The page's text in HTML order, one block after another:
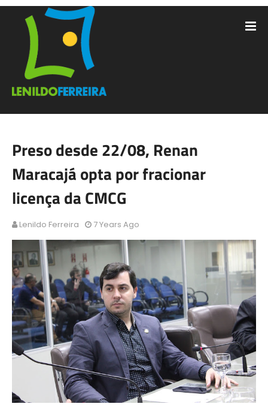
Preso desde 22/08, Renan
Maracajá opta por fracionar
licença da CMCG
Lenildo Ferreira 7 Years Ago